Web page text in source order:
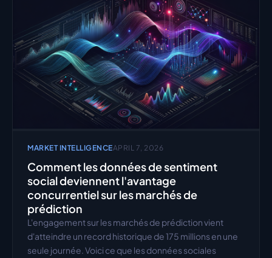
MARKET INTELLIGENCEAPRIL 7, 2026
Comment les données de sentiment
social deviennent l'avantage
concurrentiel sur les marchés de
prédiction
L'engagement sur les marchés de prédiction vient
d'atteindre un record historique de 175 millions en une
seule journée. Voici ce que les données sociales